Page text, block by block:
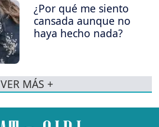
¿Por qué me siento
cansada aunque no
haya hecho nada?
VER MÁS +